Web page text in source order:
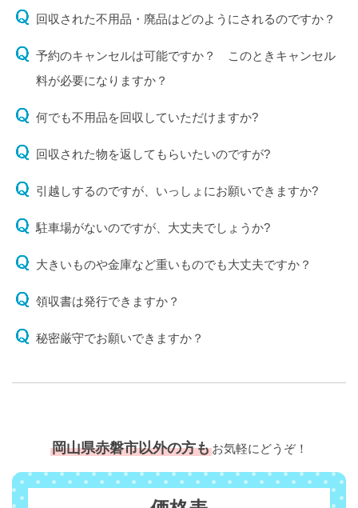
回収された不用品・廃品はどのようにされるのですか？
予約のキャンセルは可能ですか？ このときキャンセル
料が必要になりますか？
何でも不用品を回収していただけますか?
回収された物を返してもらいたいのですが?
引越しするのですが、いっしょにお願いできますか?
駐車場がないのですが、大丈夫でしょうか?
大きいものや金庫など重いものでも大丈夫ですか？
領収書は発行できますか？
秘密厳守でお願いできますか？
岡山県赤磐市以外の方もお気軽にどうぞ！